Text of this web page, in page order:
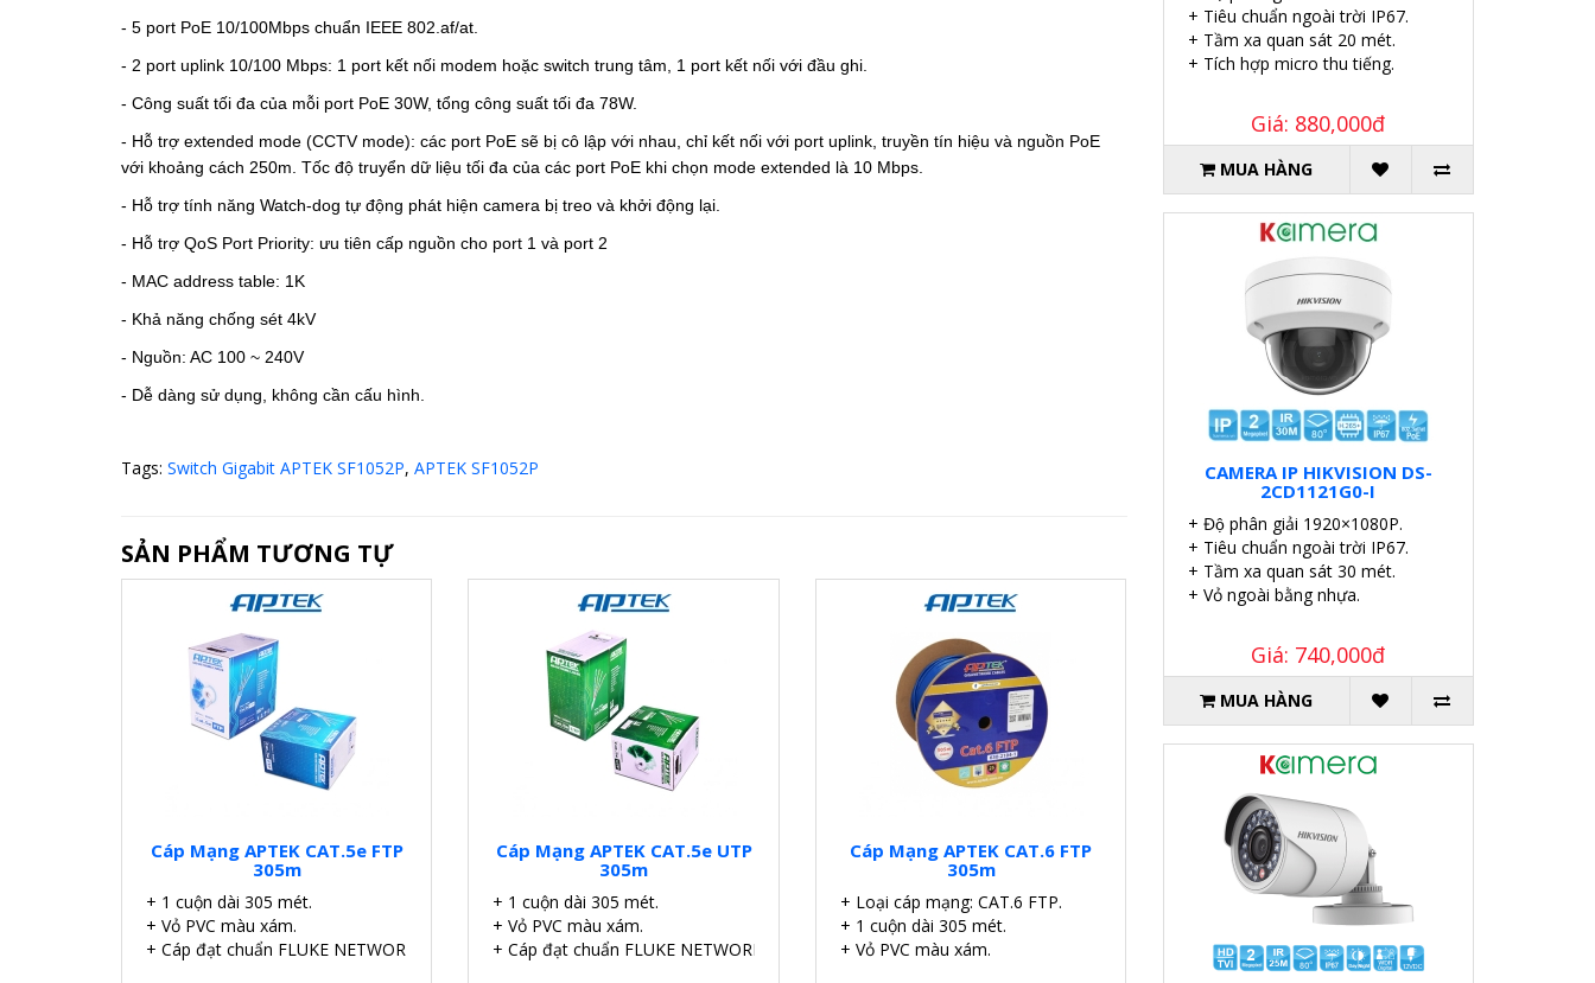
- 5 port PoE 10/100Mbps chuẩn IEEE 802.af/at.
- 2 port uplink 10/100 Mbps: 1 port kết nối modem hoặc switch trung tâm, 1 port kết nối với đầu ghi.
- Công suất tối đa của mỗi port PoE 30W, tổng công suất tối đa 78W.
- Hỗ trợ extended mode (CCTV mode): các port PoE sẽ bị cô lập với nhau, chỉ kết nối với port uplink, truyền tín hiệu và nguồn PoE
với khoảng cách 250m. Tốc độ truyển dữ liệu tối đa của các port PoE khi chọn mode extended là 10 Mbps.
- Hỗ trợ tính năng Watch-dog tự động phát hiện camera bị treo và khởi động lại.
- Hỗ trợ QoS Port Priority: ưu tiên cấp nguồn cho port 1 và port 2
- MAC address table: 1K
- Khả năng chống sét 4kV
- Nguồn: AC 100 ~ 240V
- Dễ dàng sử dụng, không cần cấu hình.
Tags: Switch Gigabit APTEK SF1052P, APTEK SF1052P
SẢN PHẨM TƯƠNG TỰ
Cáp Mạng APTEK CAT.5e FTP
305m
+ 1 cuộn dài 305 mét.
+ Vỏ PVC màu xám.
+ Cáp đạt chuẩn FLUKE NETWORKS.
Cáp Mạng APTEK CAT.5e UTP
305m
+ 1 cuộn dài 305 mét.
+ Vỏ PVC màu xám.
+ Cáp đạt chuẩn FLUKE NETWORKS.
Cáp Mạng APTEK CAT.6 FTP
305m
+ Loại cáp mạng: CAT.6 FTP.
+ 1 cuộn dài 305 mét.
+ Vỏ PVC màu xám.
+ Tiêu chuẩn ngoài trời IP67.
+ Tầm xa quan sát 20 mét.
+ Tích hợp micro thu tiếng.
Giá: 880,000đ
MUA HÀNG
CAMERA IP HIKVISION DS-
2CD1121G0-I
+ Độ phân giải 1920×1080P.
+ Tiêu chuẩn ngoài trời IP67.
+ Tầm xa quan sát 30 mét.
+ Vỏ ngoài bằng nhựa.
Giá: 740,000đ
MUA HÀNG